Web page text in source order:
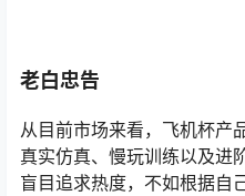
老白忠告
从目前市场来看，飞机杯产
真实仿真、慢玩训练以及进
盲目追求热度，不如根据自